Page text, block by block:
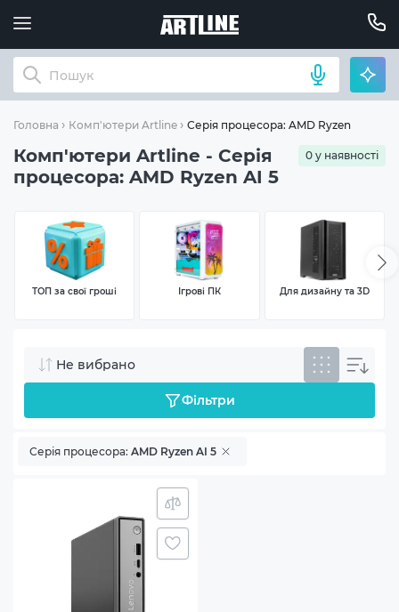
Головна Комп'ютери Artline Серія процесора: AMD Ryzen AI 5
Комп'ютери Artline - Серія
процесора: AMD Ryzen AI 5
0 у наявності
ТОП за свої гроші Ігрові ПК Для дизайну та 3D
Не вибрано
Фільтри
Серія процесора: AMD Ryzen AI 5